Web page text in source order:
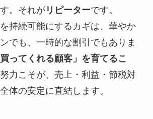
。それがリピーターです。
持続可能にするカギは、華やか
でも、一時的な割引でもありま
買ってくれる顧客」を育てるこ
力こそが、売上・利益・節税対
体の安定に直結します。